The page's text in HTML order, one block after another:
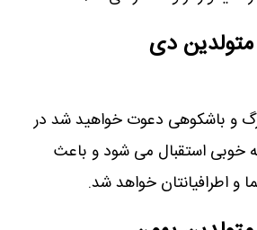
متولدین دی
و باشکوهی دعوت خواهید شد در
خوبی استقبال می شود و باعث
اطرافیانتان خواهد شد.